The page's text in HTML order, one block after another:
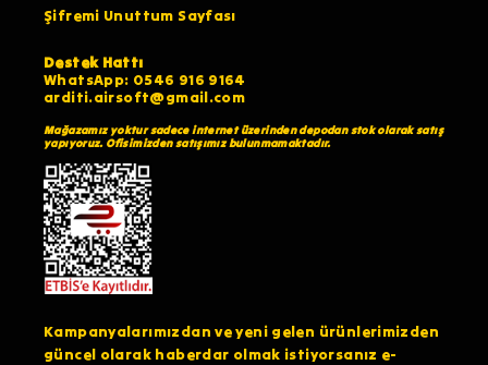
Şifremi Unuttum Sayfası
Destek Hattı
WhatsApp: 0546 916 9164
arditi.airsoft@gmail.com
Mağazamız yoktur sadece internet üzerinden depodan stok olarak satış
yapıyoruz. Ofisimizden satışımız bulunmamaktadır.
Kampanyalarımızdan ve yeni gelen ürünlerimizden
güncel olarak haberdar olmak istiyorsanız e-